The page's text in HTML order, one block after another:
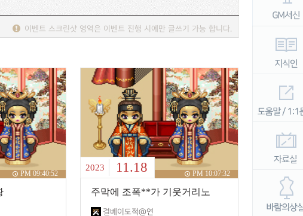
이벤트 스크린샷 영역은 이벤트 진행 시에만 글쓰기 가능 합니다.
PM 09:40:52
2023 11.18 PM 10:07:32
주막에 조폭**가 기웃거리노
걸베이도적@연